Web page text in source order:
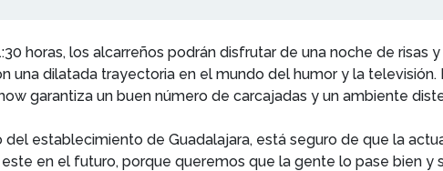
horas, los alcarreños podrán disfrutar de una noche de
una dilatada trayectoria en el mundo del humor y la
garantiza un buen número de carcajadas y un ambiente
del establecimiento de Guadalajara, está seguro de que la
en el futuro, porque queremos que la gente lo pase bien y